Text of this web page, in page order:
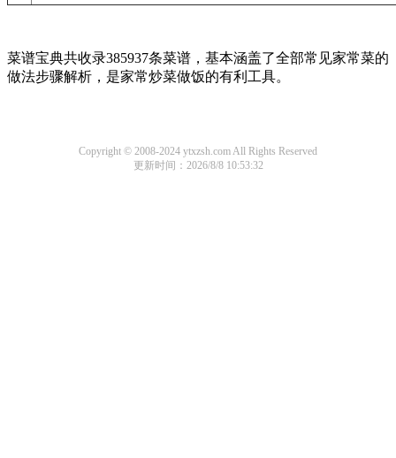
菜谱宝典共收录385937条菜谱，基本涵盖了全部常见家常菜的
做法步骤解析，是家常炒菜做饭的有利工具。
Copyright © 2008-2024 ytxzsh.com All Rights Reserved
更新时间：2026/8/8 10:53:32